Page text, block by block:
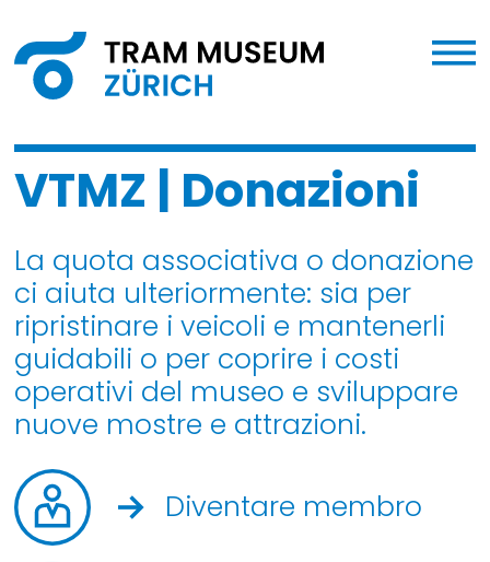
VTMZ | Donazioni
La quota associativa o donazione
ci aiuta ulteriormente: sia per
ripristinare i veicoli e mantenerli
guidabili o per coprire i costi
operativi del museo e sviluppare
nuove mostre e attrazioni.
Diventare membro